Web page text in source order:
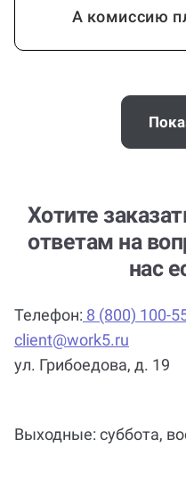
А комиссию
Помощь
теме и
Почему
Хотите
ответам на
нас
Телефон: 8 (800) 100-
client@work5.ru
ул. Грибоедова, д. 19
Выходные: суббота,